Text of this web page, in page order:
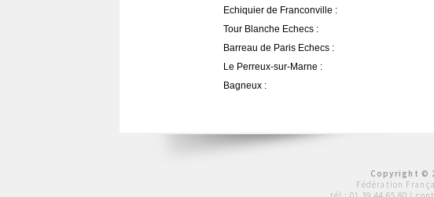
Echiquier de Franconville :
Tour Blanche Echecs :
Barreau de Paris Echecs :
Le Perreux-sur-Marne :
Bagneux :
Copyright ©
Fédération